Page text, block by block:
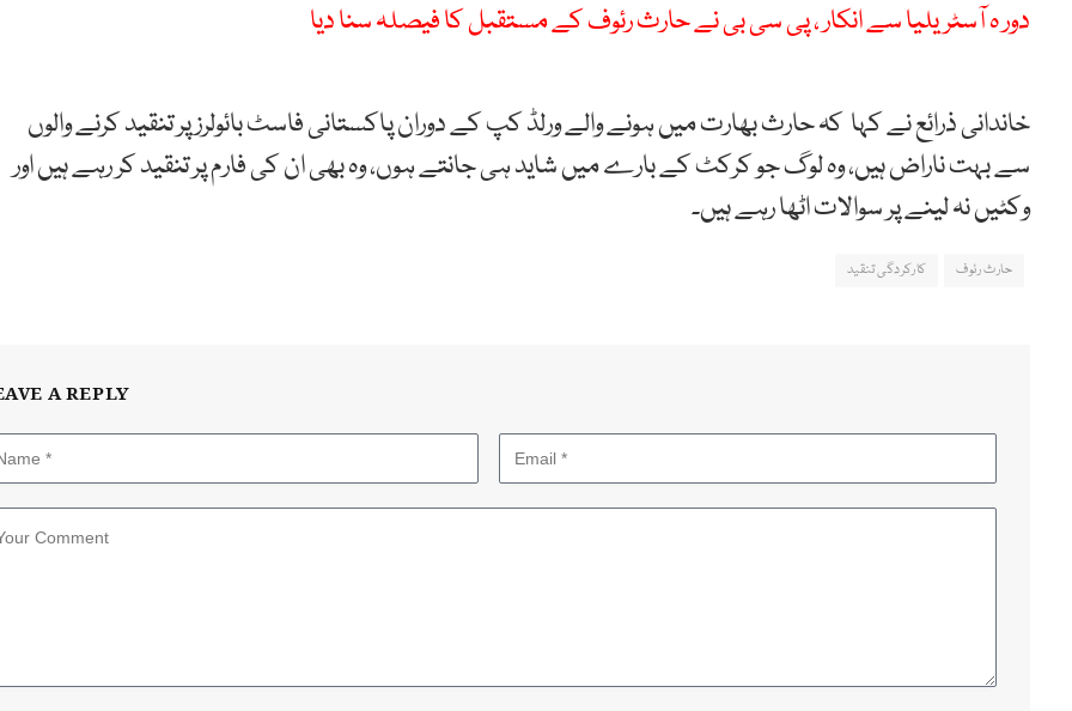
دور ہ آسٹریلیا سے انکار ، پی سی بی نے حارث رئوف کے مستقبل کا فیصلہ سنا دیا
خاندانی ذرائع نے کہا کہ حارث بھارت میں ہونے والے ورلڈ کپ کے دوران پاکستانی فاسٹ بائولرز پر تنقید کرنے والوں
سے بہت ناراض ہیں، وہ لوگ جو کرکٹ کے بارے میں شاید ہی جانتے ہوں، وہ بھی ان کی فارم پر تنقید کر رہے ہیں اور
وکٹیں نہ لینے پر سوالات اٹھا رہے ہیں۔
حارث رئوف کارکردگی تنقید
A REPLY